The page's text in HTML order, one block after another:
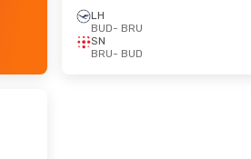
LH
BUD- BRU
SN
BRU- BUD